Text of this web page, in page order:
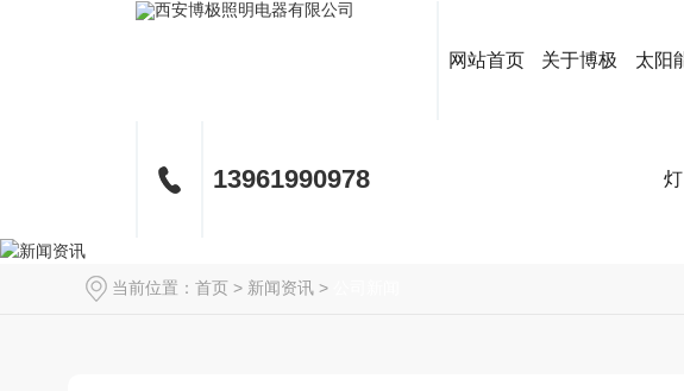
网站首页 关于博极 太阳
灯
13961990978
当前位置： 首页 > 新闻资讯 >